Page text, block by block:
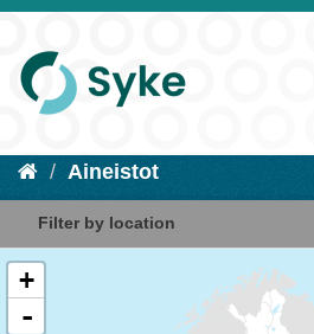
Aineistot
Filter by location
+
-